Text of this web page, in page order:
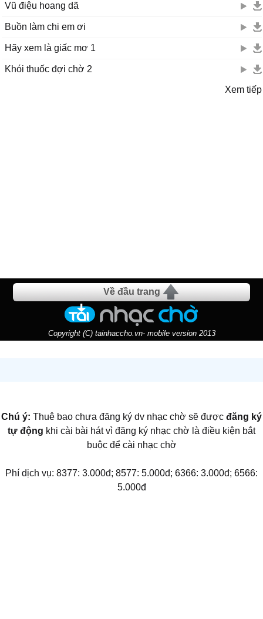
Vũ điệu hoang dã
Buồn làm chi em ơi
Hãy xem là giấc mơ 1
Khói thuốc đợi chờ 2
Xem tiếp
Về đầu trang
Copyright (C) tainhaccho.vn- mobile version 2013
Chú ý: Thuê bao chưa đăng ký dv nhạc chờ sẽ được đăng ký
tự động khi cài bài hát vì đăng ký nhạc chờ là điều kiện bắt
buộc để cài nhạc chờ
Phí dịch vụ: 8377: 3.000đ; 8577: 5.000đ; 6366: 3.000đ; 6566:
5.000đ